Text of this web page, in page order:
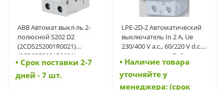
ABB Автомат.выкл-ль 2-
полюсной S202 D2
(2CDS252001R0021)
(2CDS252001R0021)
• Cрок поставки 2-7
дней - 7 шт.
LPE-2D-2 Автоматический
выключатель In 2 A, Ue
230/400 V a.c., 60/220 V d.c.,
характеристика D, 2-полюс,
Icn 6 kA (34697)
• Наличие товара
уточняйте у
менеджера: (срок